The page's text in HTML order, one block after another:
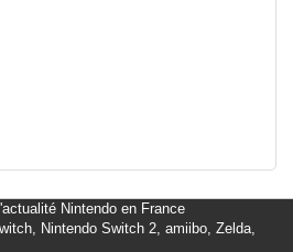
Nintendo en France
Nintendo Switch 2, amiibo, Zelda,